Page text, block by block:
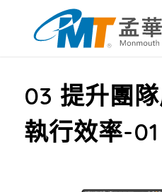
03 提升團
執行效率-01